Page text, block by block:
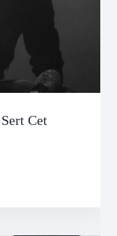
Cet